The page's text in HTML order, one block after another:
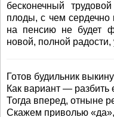
бесконечный
плоды, с чем сердечно
на пенсию не будет
новой, полной радости,
Готов будильник
Как вариант — разбить
Тогда вперед, отныне
Скажем приволью